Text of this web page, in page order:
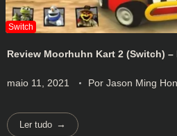
Review Moorhuhn Kart 2 (Switch)
maio 11, 2021 Por Jason Ming
Ler tudo